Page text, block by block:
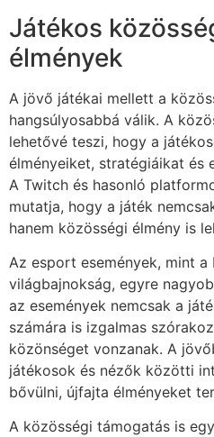
Játékos
élmények
A jövő játékai mellett a
hangsúlyosabbá válik. A
lehetővé teszi, hogy a
élményeiket, stratégiáikat és
A Twitch és hasonló
mutatja, hogy a játék
hanem közösségi élmény is
Az esport események, mint a
világbajnokság, egyre
az események nemcsak a
számára is izgalmas
közönséget vonzanak. A
játékosok és nézők közötti
bővülni, újfajta élményeket
A közösségi támogatás is